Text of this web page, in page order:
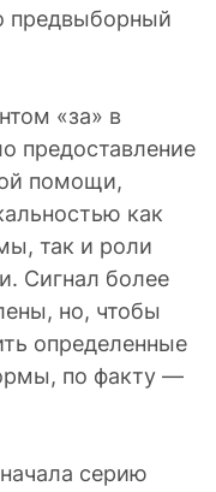
предвыборный
«за» в
предоставление
помощи,
как
так и роли
Сигнал более
но, чтобы
определенные
по факту —
серию